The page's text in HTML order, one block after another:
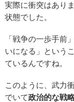
実際に衝突はあり
状態でした。
「戦争の一歩手前
いになる」という
ているんですね。
このように、武力
でいて政治的な戦